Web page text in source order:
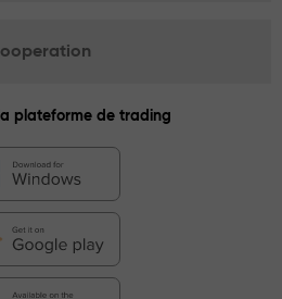
plateforme de trading